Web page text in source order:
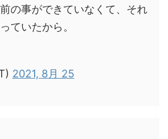
の事ができていなくて、それ
ていたから。
2021, 8月 25